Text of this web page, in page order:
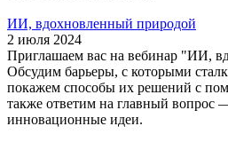
ИИ, вдохновленный природой
2 июля 2024
Приглашаем вас на вебинар "ИИ,
Обсудим барьеры, с которыми
покажем способы их решений с
также ответим на главный вопрос
инновационные идеи.